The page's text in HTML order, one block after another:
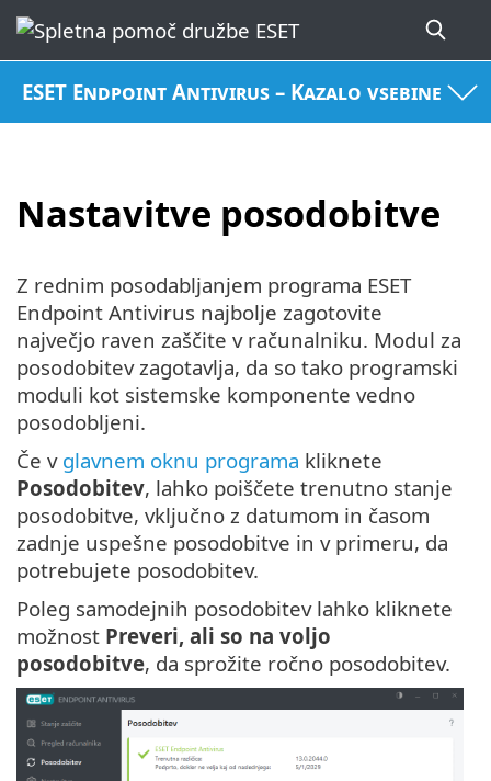
ESET Endpoint Antivirus – Kazalo vsebine
Nastavitve posodobitve
Z rednim posodabljanjem programa ESET
Endpoint Antivirus najbolje zagotovite
največjo raven zaščite v računalniku. Modul za
posodobitev zagotavlja, da so tako programski
moduli kot sistemske komponente vedno
posodobljeni.
Če v glavnem oknu programa kliknete
Posodobitev, lahko poiščete trenutno stanje
posodobitve, vključno z datumom in časom
zadnje uspešne posodobitve in v primeru, da
potrebujete posodobitev.
Poleg samodejnih posodobitev lahko kliknete
možnost Preveri, ali so na voljo
posodobitve, da sprožite ročno posodobitev.